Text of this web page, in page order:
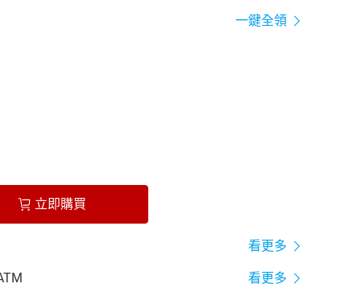
一鍵全領
立即購買
看更多
看更多